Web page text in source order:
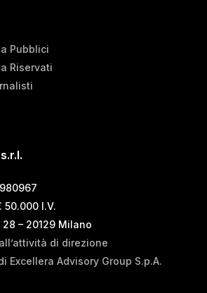
Pubblici
Riservati
I.V.
– 20129 Milano
di direzione
Excellera Advisory Group S.p.A.